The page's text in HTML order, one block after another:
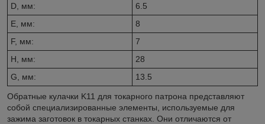
D, мм:
6.5
E, мм:
8
F, мм:
7
H, мм:
28
G, мм:
13.5
Обратные кулачки K11 для токарного патрона представляют
собой специализированные элементы, используемые для
зажима заготовок в токарных станках. Они отличаются от